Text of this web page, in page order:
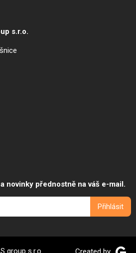
s.r.o.
novinky přednostně na váš e-mail.
group s.r.o.